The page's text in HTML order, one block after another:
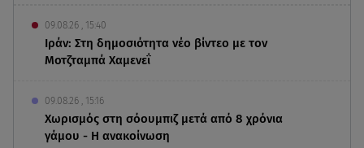
09.08.26 , 15:40
Ιράν: Στη δημοσιότητα νέο βίντεο με τον
Μοτζταμπά Χαμενεΐ
09.08.26 , 15:16
Χωρισμός στη σόουμπιζ μετά από 8 χρόνια
γάμου - Η ανακοίνωση